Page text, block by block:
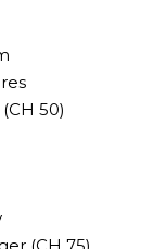
50)
(CH 75)